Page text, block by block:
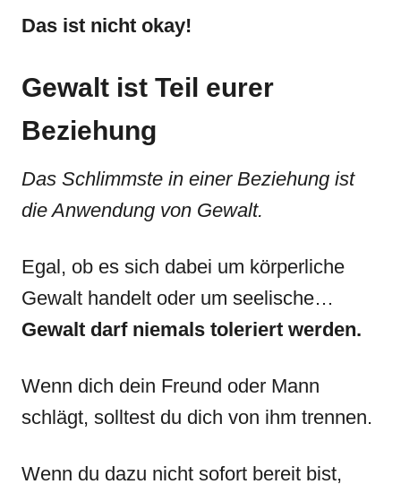
Das ist nicht okay!
Gewalt ist Teil eurer
Beziehung
Das Schlimmste in einer Beziehung ist
die Anwendung von Gewalt.
Egal, ob es sich dabei um körperliche
Gewalt handelt oder um seelische…
Gewalt darf niemals toleriert werden.
Wenn dich dein Freund oder Mann
schlägt, solltest du dich von ihm trennen.
Wenn du dazu nicht sofort bereit bist,